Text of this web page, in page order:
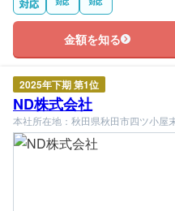
金額を知る
2025年下期 第1位
ND株式会社
本社所在地：秋田県秋田市四ツ小屋